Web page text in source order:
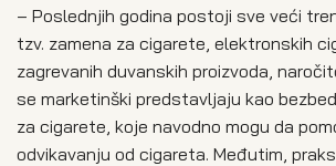
– Poslednjih godina postoji sve veći
tzv. zamena za cigarete, elektronskih
zagrevanih duvanskih proizvoda,
se marketinški predstavljaju kao
za cigarete, koje navodno mogu da
odvikavanju od cigareta. Međutim,